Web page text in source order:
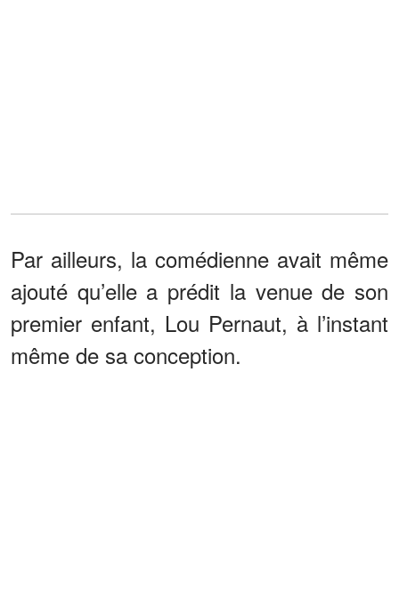
Par ailleurs, la comédienne avait même
ajouté qu’elle a prédit la venue de son
premier enfant, Lou Pernaut, à l’instant
même de sa conception.